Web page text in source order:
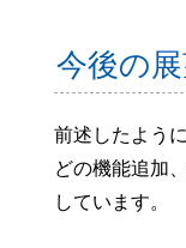
今後の
前述したよう
どの機能追加
しています。